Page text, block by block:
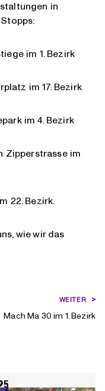
in
im 1. Bezirk
im 17. Bezirk
im 4. Bezirk
Zipperstrasse im
22. Bezirk.
wie wir das
WEITER
Mach Ma 30 im 1. Bezirk